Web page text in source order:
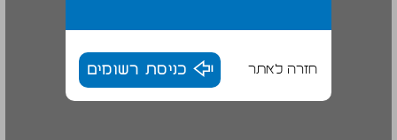
חזרה לאתר כניסת רשומים